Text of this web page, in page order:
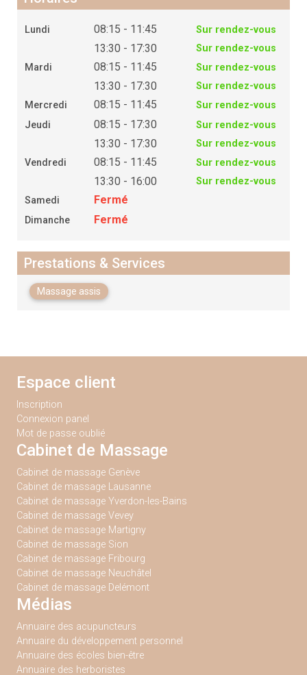
Lundi 08:15 - 11:45 Sur rendez-vous
13:30 - 17:30
Sur rendez-vous
Mardi
08:15 - 11:45 Sur rendez-vous
13:30 - 17:30
Sur rendez-vous
Mercredi
08:15 - 11:45
Sur rendez-vous
Jeudi
08:15 - 17:30 Sur rendez-vous
13:30 - 17:30
Sur rendez-vous
Vendredi
08:15 - 11:45 Sur rendez-vous
13:30 - 16:00
Sur rendez-vous
Samedi
Fermé
Dimanche Fermé
Prestations & Services
Massage assis
Espace client
Inscription
Connexion panel
Mot de passe oublié
Cabinet de Massage
Cabinet de massage Genève
Cabinet de massage Lausanne
Cabinet de massage Yverdon-les-Bains
Cabinet de massage Vevey
Cabinet de massage Martigny
Cabinet de massage Sion
Cabinet de massage Fribourg
Cabinet de massage Neuchâtel
Cabinet de massage Delémont
Médias
Annuaire des acupuncteurs
Annuaire du développement personnel
Annuaire des écoles bien-être
Annuaire des herboristes